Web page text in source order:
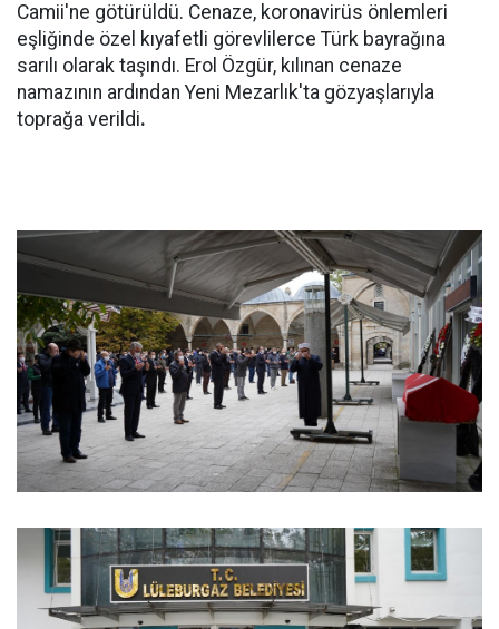
Camii'ne götürüldü. Cenaze, koronavirüs önlemleri
eşliğinde özel kıyafetli görevlilerce Türk bayrağına
sarılı olarak taşındı. Erol Özgür, kılınan cenaze
namazının ardından Yeni Mezarlık'ta gözyaşlarıyla
toprağa verildi.